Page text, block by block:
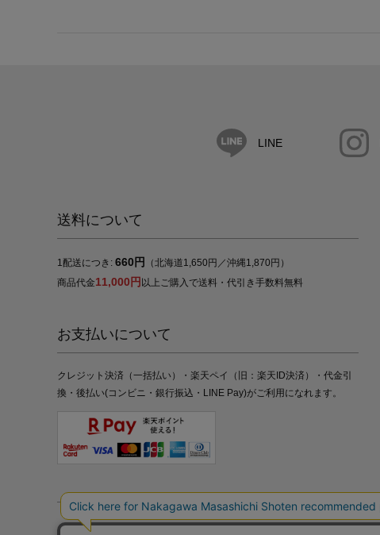
LINE
送料について
1配送につき: 660円
（北海道1,650円／沖縄1,870円）
商品代金11,000円 以上ご購入で送料・代引き手数料無料
お支払いについて
クレジット決済（一括払い）・楽天ペイ（旧：楽天ID決済）・代金引
換・後払い(コンビニ・銀行振込・LINE Pay)がご利用になれます。